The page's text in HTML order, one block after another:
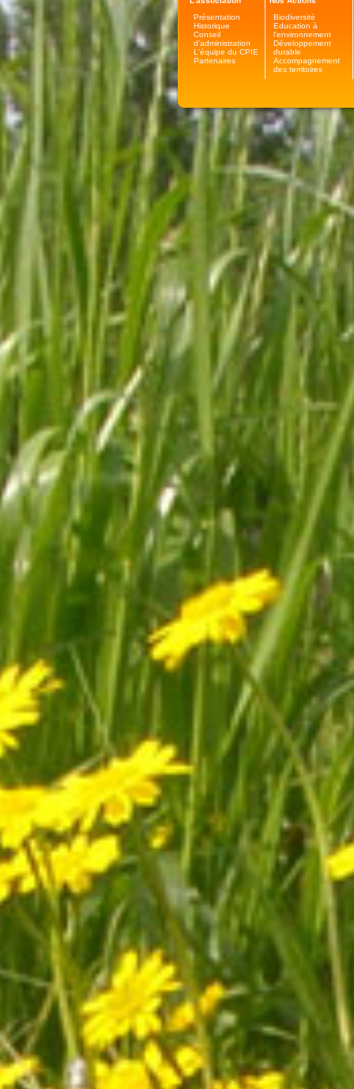
Présentation
Historique
Conseil
d'administration
L'équipe du CPIE
Partenaires
Biodiversité
Education à
l'environnement
Développement
durable
Accompagnement
des territoires